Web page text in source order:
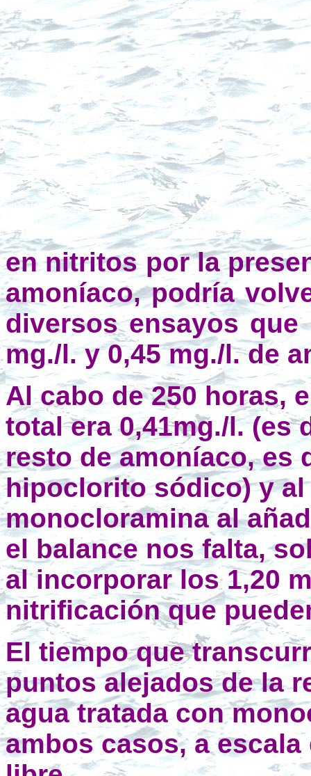
en nitritos por la
amoníaco, podría
diversos ensayos
mg./l. y 0,45 mg./l. de
Al cabo de 250 horas,
total era 0,41mg./l. (es
resto de amoníaco, es
hipoclorito sódico) y al
monocloramina al
el balance nos falta,
al incorporar los 1,20
nitrificación que
El tiempo que
puntos alejados de la
agua tratada con
ambos casos, a